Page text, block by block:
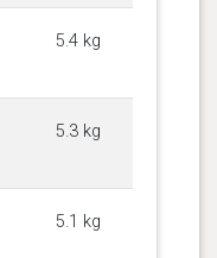
5.4 kg
5.3 kg
5.1 kg